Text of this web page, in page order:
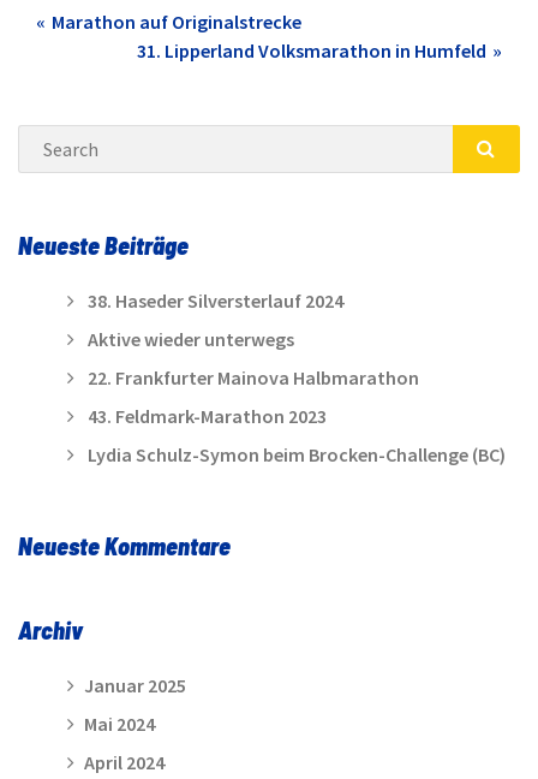
Post
navigation
Marathon auf Originalstrecke
31. Lipperland Volksmarathon in Humfeld
Search
Neueste Beiträge
38. Haseder Silversterlauf 2024
Aktive wieder unterwegs
22. Frankfurter Mainova Halbmarathon
43. Feldmark-Marathon 2023
Lydia Schulz-Symon beim Brocken-Challenge (BC)
Neueste Kommentare
Archiv
Januar 2025
Mai 2024
April 2024